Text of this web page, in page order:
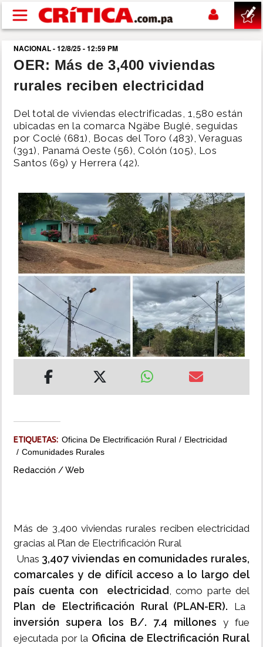
Pasar al contenido principal
buscar
SUCESOS
NACIONAL
POLÍTICA
DEPORTES
MUNDO
INSÓLITAS
MULTIMEDIA
IMPRESO
NACIONAL - 12/8/25 - 12:59 PM
OER: Más de 3,400 viviendas
rurales reciben electricidad
Del total de viviendas electrificadas, 1,580 están
ubicadas en la comarca Ngäbe Buglé, seguidas
por Coclé (681), Bocas del Toro (483), Veraguas
(391), Panamá Oeste (56), Colón (105), Los
Santos (69) y Herrera (42).
ETIQUETAS: Oficina De Electrificación Rural
Electricidad
Comunidades Rurales
Redacción / Web
Más de 3,400 viviendas rurales reciben electricidad
gracias al Plan de Electrificación Rural
Unas 3,407 viviendas en comunidades rurales,
comarcales y de difícil acceso a lo largo del
país cuenta con electricidad , como parte del
Plan de Electrificación Rural (PLAN-ER). La
inversión supera los B/. 7.4 millones y fue
ejecutada por la Oficina de Electrificación Rural